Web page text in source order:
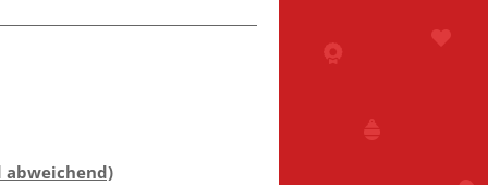
abweichend)